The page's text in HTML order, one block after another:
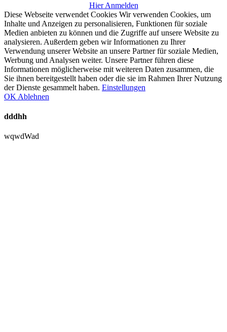
Hier Anmelden
Diese Webseite verwendet Cookies Wir verwenden Cookies, um
Inhalte und Anzeigen zu personalisieren, Funktionen für soziale
Medien anbieten zu können und die Zugriffe auf unsere Website zu
analysieren. Außerdem geben wir Informationen zu Ihrer
Verwendung unserer Website an unsere Partner für soziale Medien,
Werbung und Analysen weiter. Unsere Partner führen diese
Informationen möglicherweise mit weiteren Daten zusammen, die
Sie ihnen bereitgestellt haben oder die sie im Rahmen Ihrer Nutzung
der Dienste gesammelt haben. Einstellungen
OK Ablehnen
dddhh
wqwdWad